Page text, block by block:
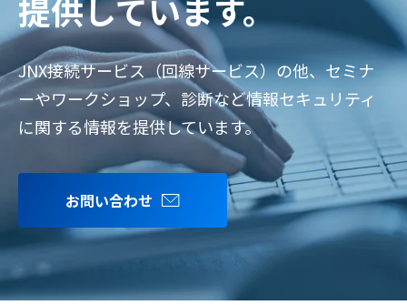
提供しています。
JNX接続サービス（回線サービス）の他、セミナ
ーやワークショップ、診断など情報セキュリティ
に関する情報を提供しています。
お問い合わせ